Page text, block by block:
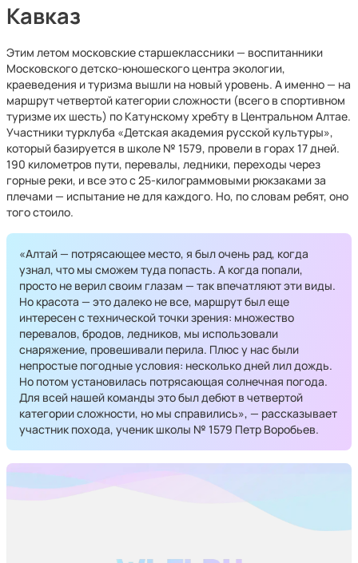
Кавказ
Этим летом московские старшеклассники — воспитанники
Московского детско-юношеского центра экологии,
краеведения и туризма вышли на новый уровень. А именно — на
маршрут четвертой категории сложности (всего в спортивном
туризме их шесть) по Катунскому хребту в Центральном Алтае.
Участники турклуба «Детская академия русской культуры»,
который базируется в школе № 1579, провели в горах 17 дней.
190 километров пути, перевалы, ледники, переходы через
горные реки, и все это с 25-килограммовыми рюкзаками за
плечами — испытание не для каждого. Но, по словам ребят, оно
того стоило.
«Алтай — потрясающее место, я был очень рад, когда
узнал, что мы сможем туда попасть. А когда попали,
просто не верил своим глазам — так впечатляют эти виды.
Но красота — это далеко не все, маршрут был еще
интересен с технической точки зрения: множество
перевалов, бродов, ледников, мы использовали
снаряжение, провешивали перила. Плюс у нас были
непростые погодные условия: несколько дней лил дождь.
Но потом установилась потрясающая солнечная погода.
Для всей нашей команды это был дебют в четвертой
категории сложности, но мы справились», — рассказывает
участник похода, ученик школы № 1579 Петр Воробьев.